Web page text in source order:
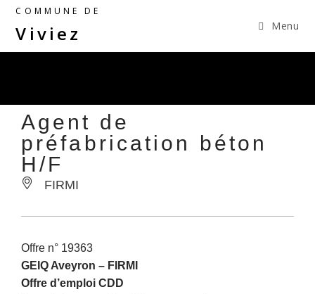
COMMUNE DE
Viviez Menu
Agent de
préfabrication béton
H/F
FIRMI
Offre n° 19363
GEIQ Aveyron – FIRMI
Offre d’emploi CDD